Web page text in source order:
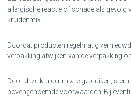
allergische reactie of schade als gevolg
kruidenmix.
Doordat producten regelmatig
verpakking afwijken van de verpakking
Door deze kruidenmix te gebruiken,
bovengenoemde voorwaarden. Bij